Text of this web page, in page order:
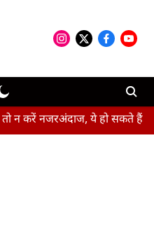
ये हो सकते हैं संकेत